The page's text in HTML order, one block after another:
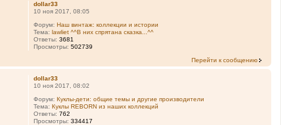
dollar33
10 ноя 2017, 08:05
Форум:Наш винтаж: коллекции и истории
Тема:lawliet ^^В них спрятана сказка...^^
Ответы:3681
Просмотры:502739
Перейти к сообщению
dollar33
10 ноя 2017, 08:02
Форум:Куклы-дети: общие темы и другие производители
Тема:Куклы REBORN из наших коллекций
Ответы:762
Просмотры:334417